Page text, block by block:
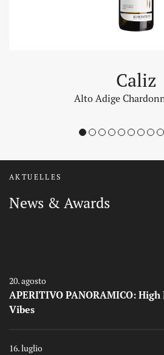
Caliz
Alto Adige
1 2 3 4 5 6 7 8 9
AKTUELLES
News & Awards
20. agosto
APERITIVO PANORAMICO:
Vibes
16. luglio
Auszeichnungen